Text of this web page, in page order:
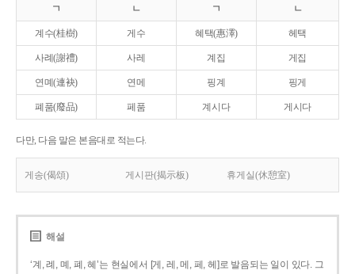
ㄱ ㄴ ㄱ ㄴ
계수(桂樹) 게수 혜택(惠澤) 헤택
사례(謝禮) 사레 계집 게집
연몌(連袂) 연메 핑계 핑게
폐품(廢品) 페품 계시다 게시다
다만, 다음 말은 본음대로 적는다.
게송(偈頌) 게시판(揭示板) 휴게실(休憩室)
해설
‘계, 례, 몌, 폐, 혜’는 현실에서 [게, 레, 메, 페, 헤]로 발음되는 일이 있다. 그